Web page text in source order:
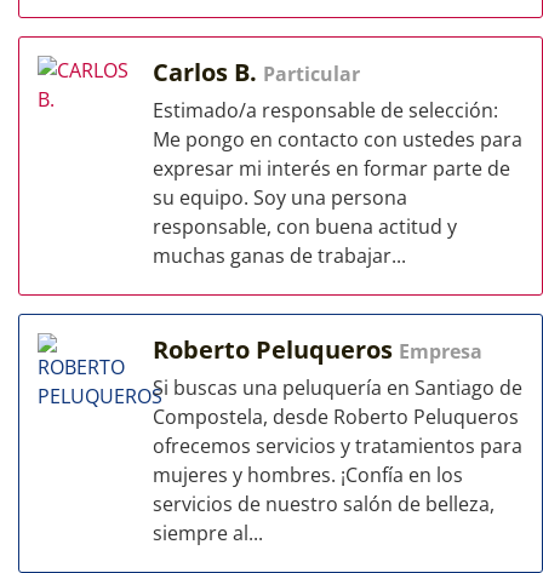
Carlos B. Particular
Estimado/a responsable de selección:
Me pongo en contacto con ustedes para
expresar mi interés en formar parte de
su equipo. Soy una persona
responsable, con buena actitud y
muchas ganas de trabajar...
Roberto Peluqueros Empresa
Si buscas una peluquería en Santiago de
Compostela, desde Roberto Peluqueros
ofrecemos servicios y tratamientos para
mujeres y hombres. ¡Confía en los
servicios de nuestro salón de belleza,
siempre al...